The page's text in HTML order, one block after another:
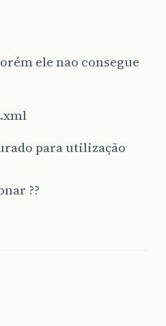
ele nao consegue
para utilização
??